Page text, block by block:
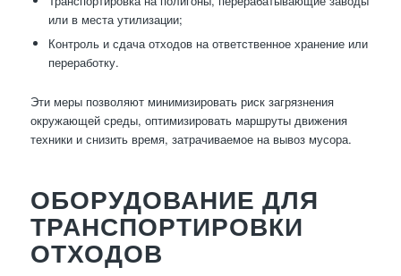
или в места утилизации;
Контроль и сдача отходов на ответственное хранение или
переработку.
Эти меры позволяют минимизировать риск загрязнения
окружающей среды, оптимизировать маршруты движения
техники и снизить время, затрачиваемое на вывоз мусора.
ОБОРУДОВАНИЕ ДЛЯ
ТРАНСПОРТИРОВКИ
ОТХОДОВ